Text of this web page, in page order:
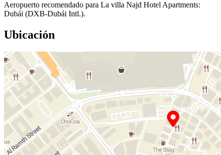
Aeropuerto recomendado para La villa Najd Hotel Apartments:
Dubái (DXB-Dubái Intl.).
Ubicación